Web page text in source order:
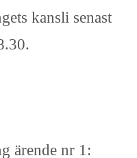
kansli senast
ärende nr 1: